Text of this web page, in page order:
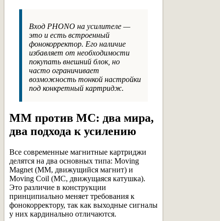
Вход PHONO на усилителе —
это и есть встроенный
фонокорректор. Его наличие
избавляет от необходимости
покупать внешний блок, но
часто ограничивает
возможность тонкой настройки
под конкретный картридж.
MM против MC: два мира,
два подхода к усилению
Все современные магнитные картриджи
делятся на два основных типа: Moving
Magnet (MM, движущийся магнит) и
Moving Coil (MC, движущаяся катушка).
Это различие в конструкции
принципиально меняет требования к
фонокорректору, так как выходные сигналы
у них кардинально отличаются.